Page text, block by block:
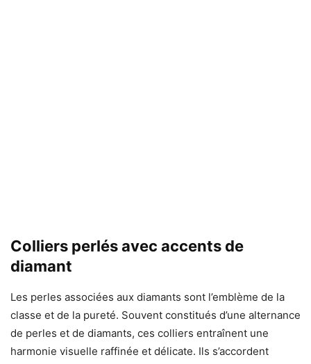
Colliers perlés avec accents de
diamant
Les perles associées aux diamants sont l’emblème de la
classe et de la pureté. Souvent constitués d’une alternance
de perles et de diamants, ces colliers entraînent une
harmonie visuelle raffinée et délicate. Ils s’accordent